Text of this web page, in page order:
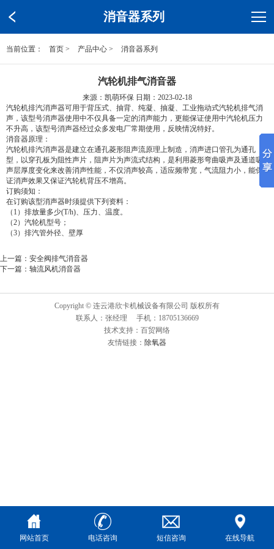
消音器系列
当前位置： 首页 > 产品中心 > 消音器系列
汽轮机排气消音器
来源：凯萌环保 日期：2023-02-18
汽轮机排汽消声器可用于背压式、抽背、纯凝、抽凝、工业拖动式汽轮机排气消
声，该型号消声器使用中不仅具备一定的消声能力，更能保证使用中汽轮机压力
不升高，该型号消声器经过众多发电厂常期使用，反映情况特好。
消音器原理：
汽轮机排汽消声器是建立在通孔菱形阻声流原理上制造，消声进口管孔为通孔
型，以穿孔板为阻性声片，阻声片为声流式结构，是利用菱形弯曲吸声及通道吸
声层厚度变化来改善消声性能，不仅消声较高，适应频带宽，气流阻力小，能保
证消声效果又保证汽轮机背压不增高。
订购须知：
在订购该型消声器时须提供下列资料：
（1）排放量多少(T/h)、压力、温度。
（2）汽轮机型号；
（3）排汽管外径、壁厚
上一篇： 安全阀排气消音器
下一篇： 轴流风机消音器
Copyright © 连云港欣卡机械设备有限公司 版权所有
联系人：张经理 手机：18705136669
技术支持：百贸网络
友情链接： 除氧器
网站首页 电话咨询 短信咨询 在线导航